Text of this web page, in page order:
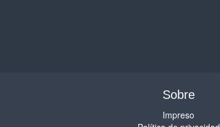
Sobre
Impreso